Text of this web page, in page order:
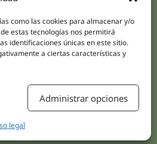
como las cookies para almacenar y/o
estas tecnologías nos permitirá
identificaciones únicas en este sitio.
a ciertas características y
Administrar opciones
legal
LinkedIn
Youtube
Facebook